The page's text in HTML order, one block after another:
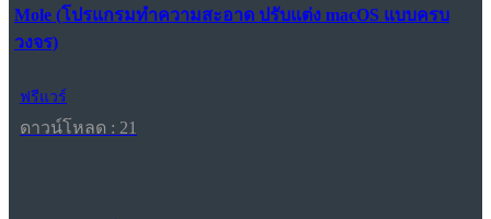
Mole (โปรแกรมทำความสะอาด ปรับแต่ง macOS แบบครบ
วงจร)
ฟรีแวร์
ดาวน์โหลด : 21